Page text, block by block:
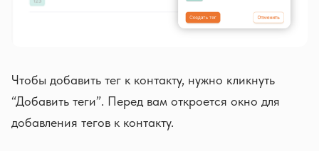
Чтобы добавить тег к контакту, нужно кликнуть
“Добавить теги”. Перед вам откроется окно для
добавления тегов к контакту.